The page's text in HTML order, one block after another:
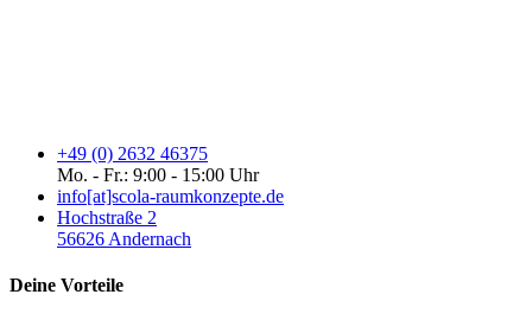
+49 (0) 2632 46375
Mo. - Fr.: 9:00 - 15:00 Uhr
info[at]scola-raumkonzepte.de
Hochstraße 2
56626 Andernach
Deine Vorteile